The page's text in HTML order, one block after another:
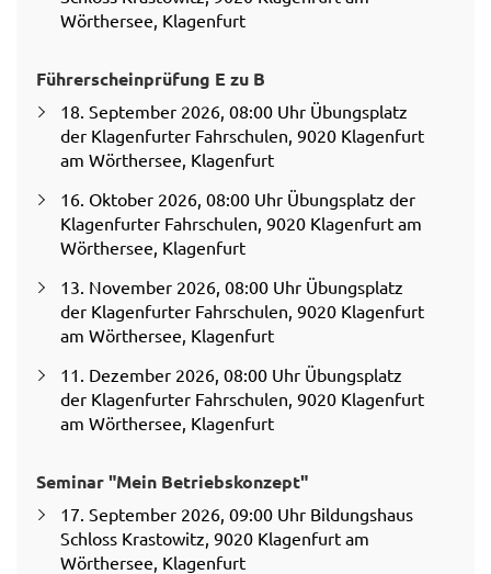
Wörthersee, Klagenfurt
Führerscheinprüfung E zu B
18. September 2026, 08:00 Uhr Übungsplatz
der Klagenfurter Fahrschulen, 9020 Klagenfurt
am Wörthersee, Klagenfurt
16. Oktober 2026, 08:00 Uhr Übungsplatz der
Klagenfurter Fahrschulen, 9020 Klagenfurt am
Wörthersee, Klagenfurt
13. November 2026, 08:00 Uhr Übungsplatz
der Klagenfurter Fahrschulen, 9020 Klagenfurt
am Wörthersee, Klagenfurt
11. Dezember 2026, 08:00 Uhr Übungsplatz
der Klagenfurter Fahrschulen, 9020 Klagenfurt
am Wörthersee, Klagenfurt
Seminar "Mein Betriebskonzept"
17. September 2026, 09:00 Uhr Bildungshaus
Schloss Krastowitz, 9020 Klagenfurt am
Wörthersee, Klagenfurt